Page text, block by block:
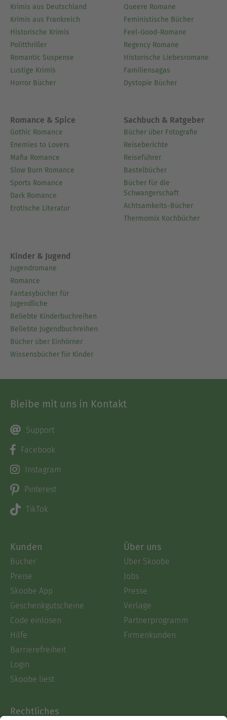
Krimis aus Deutschland
Krimis aus Frankreich
Historische Krimis
Politthriller
Romantic Suspense
Lustige Krimis
Horror Bücher
Queere Romane
Feministische Bücher
Feel-Good-Romane
Regency Romane
Historische Liebesromane
Familiensagas
Dystopie Bücher
Romance & Spice
Gothic Romance
Enemies to Lovers
Mafia Romance
Slow Burn Romance
Sports Romance
Dark Romance
Erotische Literatur
Sachbuch & Ratgeber
Bücher über Fotografie
Reiseberichte
Reiseführer
Bastelbücher
Bücher für die
Schwangerschaft
Achtsamkeits-Bücher
Thermomix Kochbücher
Kinder & Jugend
Jugendromane
Romance
Fantasybücher für
Jugendliche
Beliebte Kinderbuchreihen
Beliebte Jugendbuchreihen
Bücher über Einhörner
Wissensbücher für Kinder
Bleibe mit uns in Kontakt
Support
Facebook
Instagram
Pinterest
TikTok
Kunden
Bücher
Preise
Skoobe App
Geschenkgutscheine
Code einlösen
Hilfe
Barrierefreiheit
Login
Skoobe liest
Über uns
Über Skoobe
Jobs
Presse
Verlage
Partnerprogramm
Firmenkunden
Rechtliches